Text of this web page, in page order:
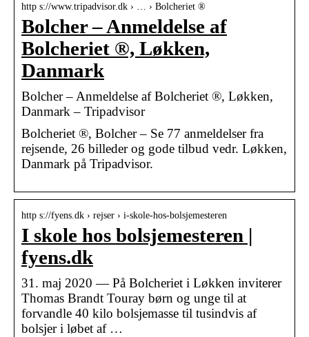
http s://www.tripadvisor.dk › … › Bolcheriet ®
Bolcher – Anmeldelse af
Bolcheriet ®, Løkken,
Danmark
Bolcher – Anmeldelse af Bolcheriet ®, Løkken,
Danmark – Tripadvisor
Bolcheriet ®, Bolcher – Se 77 anmeldelser fra
rejsende, 26 billeder og gode tilbud vedr. Løkken,
Danmark på Tripadvisor.
http s://fyens.dk › rejser › i-skole-hos-bolsjemesteren
I skole hos bolsjemesteren |
fyens.dk
31. maj 2020 — På Bolcheriet i Løkken inviterer
Thomas Brandt Touray børn og unge til at
forvandle 40 kilo bolsjemasse til tusindvis af
bolsjer i løbet af …